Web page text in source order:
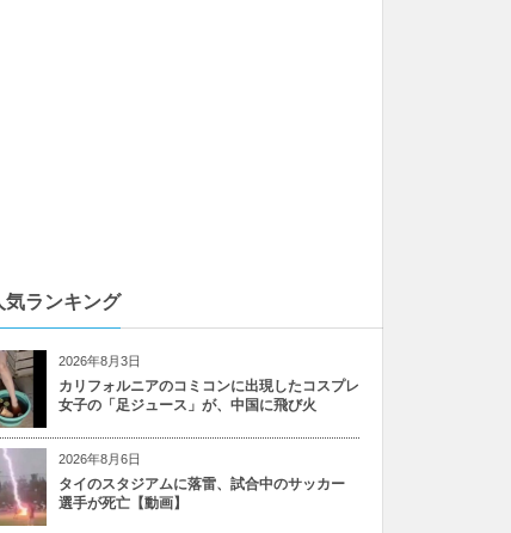
気ランキング
2026年8月3日
カリフォルニアのコミコンに出現したコスプレ
女子の「足ジュース」が、中国に飛び火
2026年8月6日
タイのスタジアムに落雷、試合中のサッカー
選手が死亡【動画】